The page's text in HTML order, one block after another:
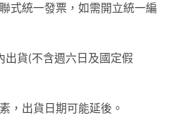
統一發票，如需開立統一編
貨(不含週六日及國定假
，出貨日期可能延後。